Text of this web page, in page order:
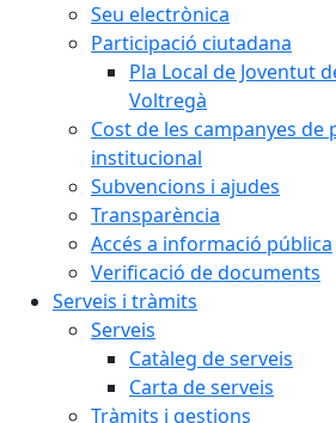
Seu electrònica
Participació ciutadana
Pla Local de Joventut
Voltregà
Cost de les campanyes de
institucional
Subvencions i ajudes
Transparència
Accés a informació pública
Verificació de documents
Serveis i tràmits
Serveis
Catàleg de serveis
Carta de serveis
Tràmits i gestions